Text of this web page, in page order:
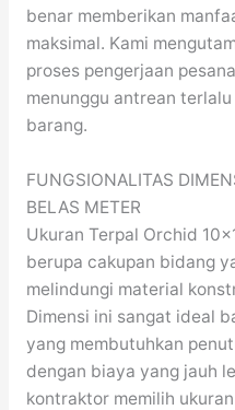
benar memberikan
maksimal. Kami
proses pengerjaan
menunggu antrean
barang.
FUNGSIONALITAS
BELAS METER
Ukuran Terpal Orchid
berupa cakupan bidang
melindungi material
Dimensi ini sangat ideal
yang membutuhkan
dengan biaya yang jauh
kontraktor memilih